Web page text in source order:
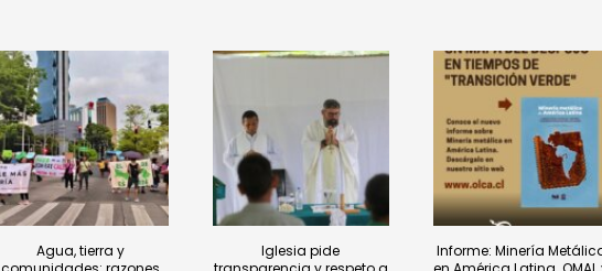
Agua, tierra y
Iglesia pide
Informe: Minería